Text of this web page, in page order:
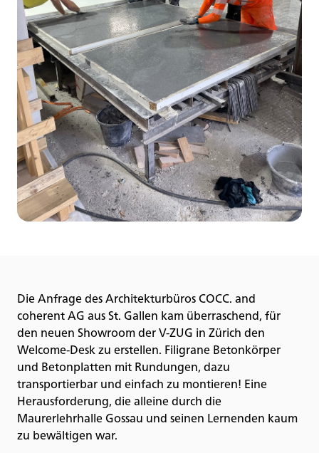
Die Anfrage des Architekturbüros COCC. and
coherent AG aus St. Gallen kam überraschend, für
den neuen Showroom der V-ZUG in Zürich den
Welcome-Desk zu erstellen. Filigrane Betonkörper
und Betonplatten mit Rundungen, dazu
transportierbar und einfach zu montieren! Eine
Herausforderung, die alleine durch die
Maurerlehrhalle Gossau und seinen Lernenden kaum
zu bewältigen war.